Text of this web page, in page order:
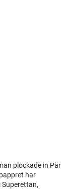
plockade in Pär
har